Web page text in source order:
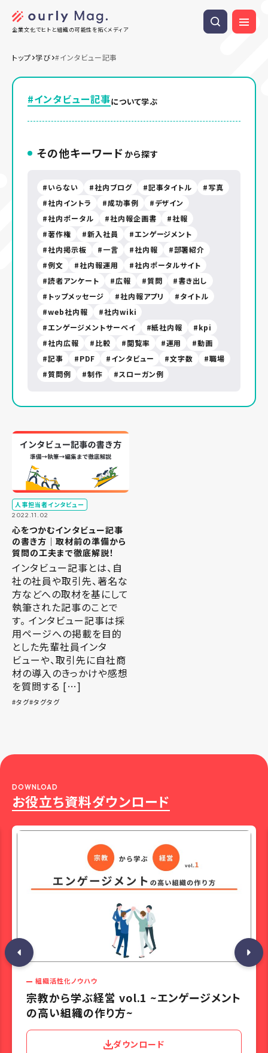
企業文化でヒトと組織の可能性を拓くメディア
トップ 学び #インタビュー記事
#インタビュー記事について学ぶ
その他キーワード から探す
いらない 社内ブログ 記事タイトル
写真
社内イントラ
成功事例
デザイン
社内ポータル
社内報企画書
社報
著作権
新入社員
エンゲージメント
社内掲示板
一言 社内報
部署紹介
例文
社内報運用
社内ポータルサイト
読者アンケート
広報 質問
書き出し
トップメッセージ
社内報アプリ
タイトル
web社内報
社内wiki
エンゲージメントサーベイ
紙社内報
kpi
社内広報
比較 閲覧率 運用
動画
記事
PDF インタビュー 文字数
職場
質問例
制作 スローガン例
人事担当者インタビュー
2022.11.02
心をつかむインタビュー記事
の書き方｜取材前の準備から
質問の工夫まで徹底解説！
インタビュー記事とは、自
社の社員や取引先、著名な
方などへの取材を基にして
執筆された記事のことで
す。 インタビュー記事は採
用ページへの掲載を目的
とした先輩社員インタ
ビューや、取引先に自社商
材の導入のきっかけや感想
を質問する […]
タグ タグタグ
お役立ち資料ダウンロード
DOWNLOAD
組織活性化ノウハウ
宗教から学ぶ経営 vol.1 ~エンゲージメント
の高い組織の作り方~
ダウンロード